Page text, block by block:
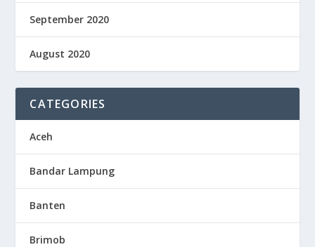
September 2020
August 2020
CATEGORIES
Aceh
Bandar Lampung
Banten
Brimob